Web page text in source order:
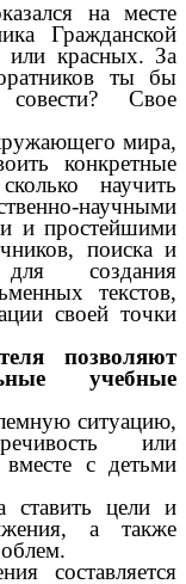
на месте
Гражданской
или красных. За
ты бы
Свое
мира,
конкретные
научить
научными
и простейшими
поиска и
создания
текстов,
своей точки
позволяют
учебные
ситуацию,
или
вместе с детьми
ставить цели и
а также
составляется